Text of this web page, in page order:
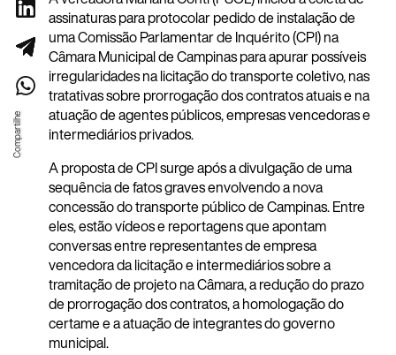
assinaturas para protocolar pedido de instalação de
uma Comissão Parlamentar de Inquérito (CPI) na
Câmara Municipal de Campinas para apurar possíveis
irregularidades na licitação do transporte coletivo, nas
tratativas sobre prorrogação dos contratos atuais e na
atuação de agentes públicos, empresas vencedoras e
intermediários privados.
A proposta de CPI surge após a divulgação de uma
sequência de fatos graves envolvendo a nova
concessão do transporte público de Campinas. Entre
eles, estão vídeos e reportagens que apontam
conversas entre representantes de empresa
vencedora da licitação e intermediários sobre a
tramitação de projeto na Câmara, a redução do prazo
de prorrogação dos contratos, a homologação do
certame e a atuação de integrantes do governo
municipal.